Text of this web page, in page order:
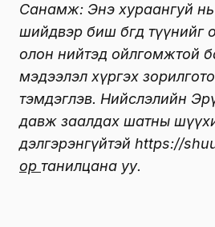
Санамж: Энэ хураангуй
шийдвэр биш бөгөөд түүнийг
олон нийтэд ойлгомжтой
мэдээлэл хүргэх
тэмдэглэв. Нийслэлийн
давж заалдах шатны
дэлгэрэнгүйтэй https://
ор танилцана уу.